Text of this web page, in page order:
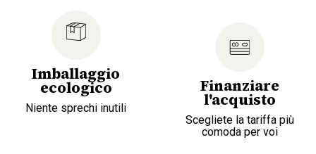
Imballaggio
ecologico
Niente sprechi inutili
Finanziare
l'acquisto
Scegliete la tariffa più
comoda per voi